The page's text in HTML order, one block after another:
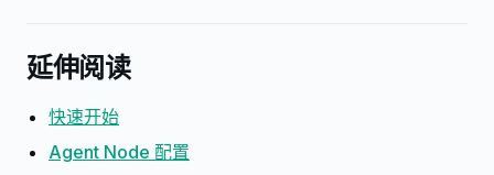
延伸阅读
快速开始
Agent Node 配置